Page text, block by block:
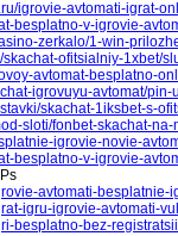
igrovie-avtomati-igrat-
besplatno-v-igrovie-
zerkalo/1-win-
skachat-ofitsialniy-1xbet/
avtomat-besplatno-
igrovuyu-avtomat/
skachat-1iksbet-s-
sloti/fonbet-skachat-
igrovie-novie-
besplatno-v-igrovie-
avtomati-
igru-igrovie-avtomati-
besplatno-bez-